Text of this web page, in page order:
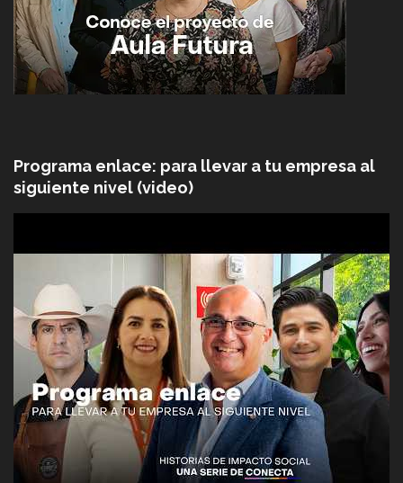
Programa enlace: para llevar a tu empresa al
siguiente nivel (video)